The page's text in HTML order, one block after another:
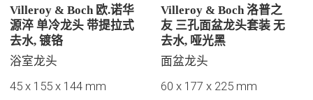
Villeroy & Boch 欧.诺华
源淬 单冷龙头 带提拉式
去水, 镀铬
浴室龙头
45 x 155 x 144 mm
Villeroy & Boch 洛普之
友 三孔面盆龙头套装 无
去水, 哑光黑
面盆龙头
60 x 177 x 225 mm